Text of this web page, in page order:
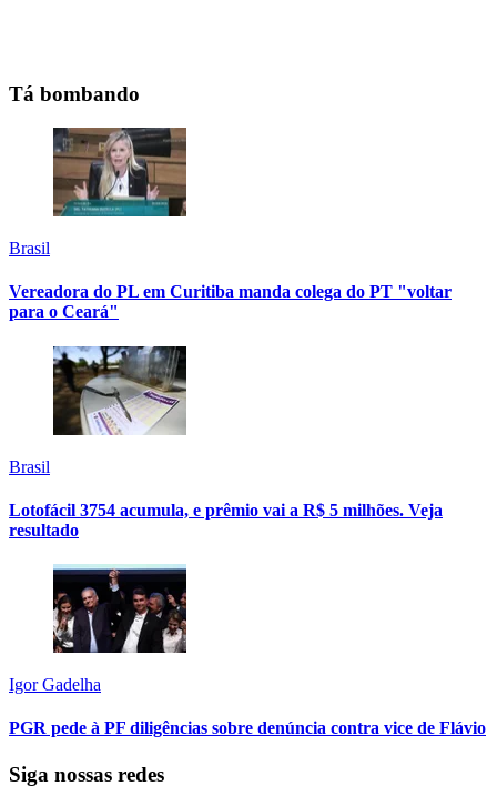
Tá bombando
Brasil
Vereadora do PL em Curitiba manda colega do PT "voltar
para o Ceará"
Brasil
Lotofácil 3754 acumula, e prêmio vai a R$ 5 milhões. Veja
resultado
Igor Gadelha
PGR pede à PF diligências sobre denúncia contra vice de Flávio
Siga nossas redes